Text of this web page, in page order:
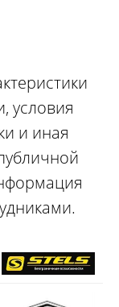
условия
и иная